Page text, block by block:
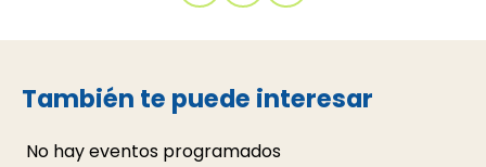
También te puede interesar
No hay eventos programados